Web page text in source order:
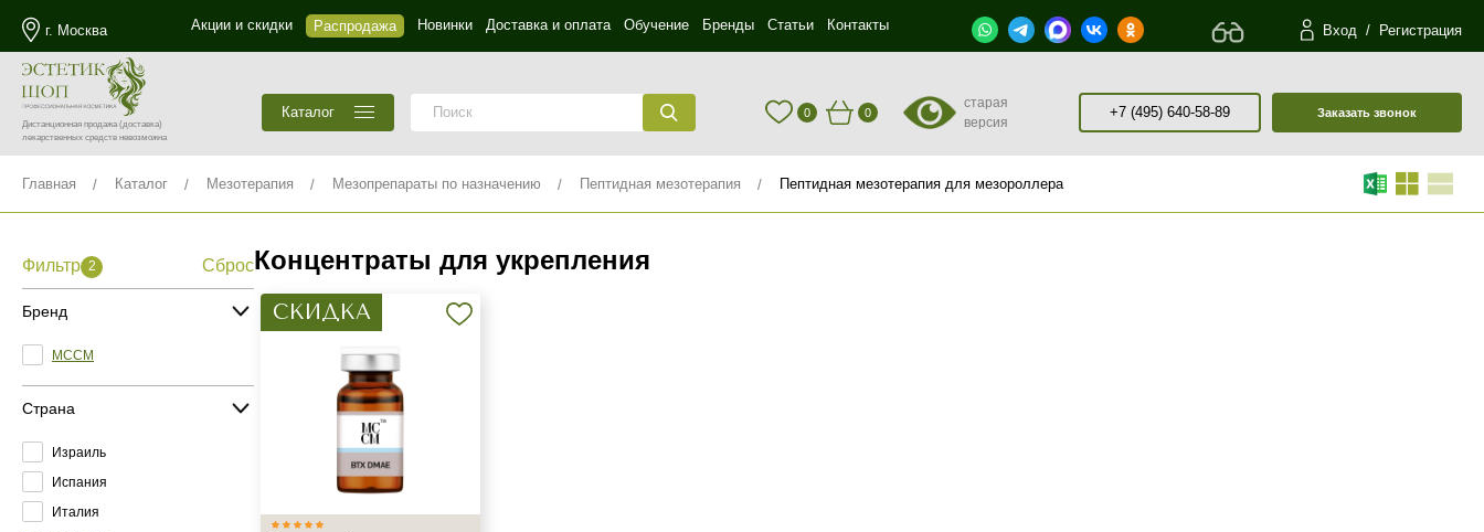
г. Москва Акции и скидки Распродажа Новинки Доставка и оплата Обучение Бренды Статьи Контакты Вход / Регистрация
Дистанционная продажа(доставка)
лекарственных средств невозможна
Каталог 0 0
старая
версия
+7 (495) 640-58-89 Заказать звонок
Главная Каталог Мезотерапия Мезопрепараты по назначению Пептидная мезотерапия Пептидная мезотерапия для мезороллера
Фильтр 2 Сброс
Бренд
MCCM
Страна
Израиль
Испания
Италия
Концентраты для укрепления
СКИДКА